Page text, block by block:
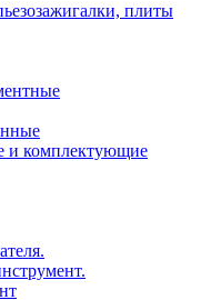
плиты
и комплектующие